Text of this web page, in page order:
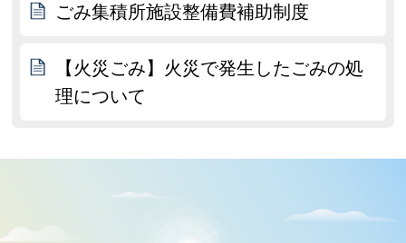
ごみ集積所施設整備費補助制度
【火災ごみ】火災で発生したごみの処
理について